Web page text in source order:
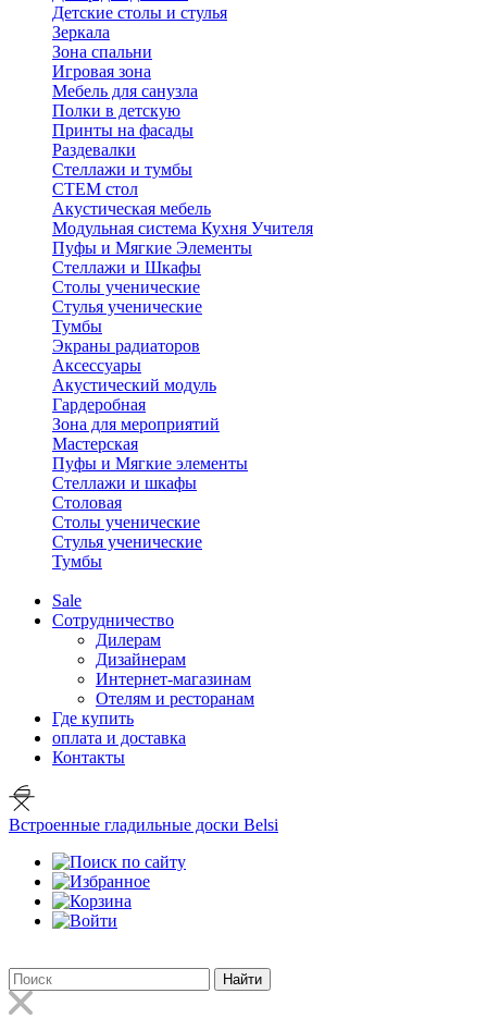
Детские столы и стулья
Зеркала
Зона спальни
Игровая зона
Мебель для санузла
Полки в детскую
Принты на фасады
Раздевалки
Стеллажи и тумбы
СТЕМ стол
Акустическая мебель
Модульная система Кухня Учителя
Пуфы и Мягкие Элементы
Стеллажи и Шкафы
Столы ученические
Стулья ученические
Тумбы
Экраны радиаторов
Аксессуары
Акустический модуль
Гардеробная
Зона для мероприятий
Мастерская
Пуфы и Мягкие элементы
Стеллажи и шкафы
Столовая
Столы ученические
Стулья ученические
Тумбы
Sale
Сотрудничество
Дилерам
Дизайнерам
Интернет-магазинам
Отелям и ресторанам
Где купить
оплата и доставка
Контакты
Встроенные гладильные доски Belsi
Найти